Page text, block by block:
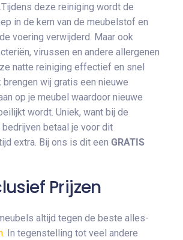
deze reiniging wordt de
in de kern van de meubelstof en
voering verwijderd. Maar ook
virussen en andere allergenen
natte reiniging effectief en snel
brengen wij gratis een nieuwe
op je meubel waardoor nieuwe
wordt. Uniek, want bij de
betaal je voor dit
extra. Bij ons is dit een GRATIS
Prijzen
altijd tegen de beste alles-
. In tegenstelling tot veel andere